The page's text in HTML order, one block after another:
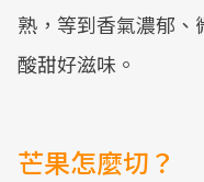
熟，等到香氣濃郁
酸甜好滋味。
芒果怎麼切？